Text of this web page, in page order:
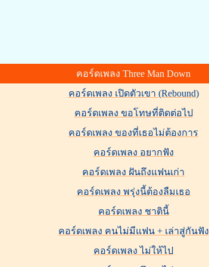
คอร์ดเพลง Three Man Down
คอร์ดเพลง เปิดตัวเขา (Rebound)
คอร์ดเพลง ขอโทษที่ติดต่อไป
คอร์ดเพลง ของที่เธอไม่ต้องการ
คอร์ดเพลง อยากฟัง
คอร์ดเพลง ฝันถึงแฟนเก่า
คอร์ดเพลง พรุ่งนี้ต้องลืมเธอ
คอร์ดเพลง ชาตินี้
คอร์ดเพลง คนไม่มีแฟน + เล่าสู่กันฟัง
คอร์ดเพลง ไม่ให้ไป